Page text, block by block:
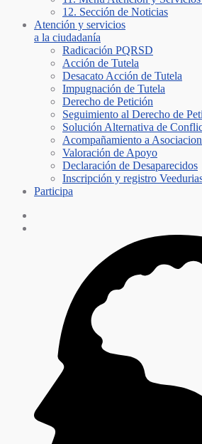
12. Sección de Noticias
Atención y servicios
a la ciudadanía
Radicación PQRSD
Acción de Tutela
Desacato Acción de Tutela
Impugnación de Tutela
Derecho de Petición
Seguimiento al Derecho de
Solución Alternativa de
Acompañamiento a
Valoración de Apoyo
Declaración de Desaparecidos
Inscripción y registro
Participa